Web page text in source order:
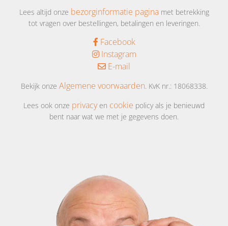
Lees altijd onze bezorginformatie paginamet betrekking
tot vragen over bestellingen, betalingen en leveringen.
Facebook
Instagram
E-mail
Bekijk onze Algemene voorwaarden. KvK nr.: 18068338.
Lees ook onze privacyen cookie policy als je benieuwd
bent naar wat we met je gegevens doen.